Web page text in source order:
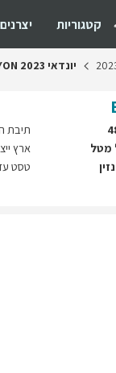
קטגוריות יצרנים
יונדאי 2023
מטל
תיבת
ארץ
טסט